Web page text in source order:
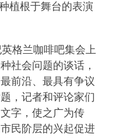
植根于舞台的表演
格兰咖啡吧集会上
社会问题的谈话，
前沿、最具有争议
，记者和评论家们
字，使之广为传
民阶层的兴起促进